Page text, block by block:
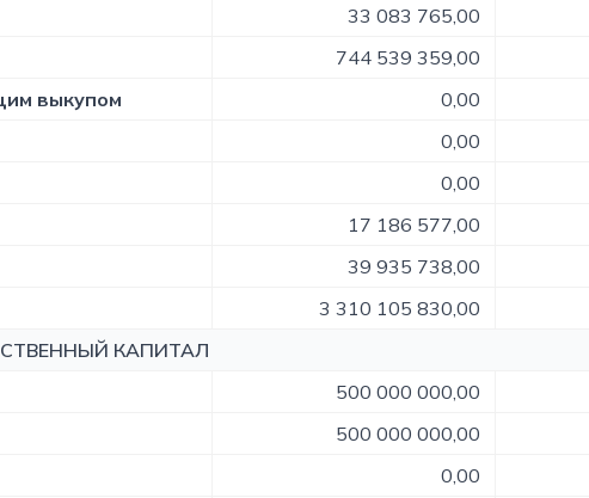
33 083 765,00
744 539 359,00
выкупом
0,00
0,00
0,00
17 186 577,00
39 935 738,00
3 310 105 830,00
КАПИТАЛ
500 000 000,00
500 000 000,00
0,00